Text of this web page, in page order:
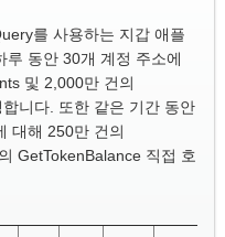
를 사용하는 지갑 애플
루 동안 30개 계정 주소에
및 2,000만 건의
니다. 또한 같은 기간 동안
대해 250만 건의
GetTokenBalance 직접 호